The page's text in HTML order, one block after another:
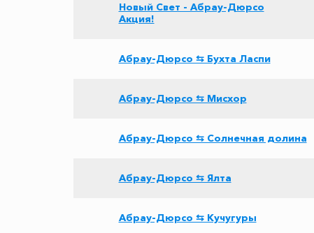
Новый Свет - Абрау-Дюрсо
Акция!
Абрау-Дюрсо ⇆ Бухта Ласпи
Абрау-Дюрсо ⇆ Мисхор
Абрау-Дюрсо ⇆ Солнечная долина
Абрау-Дюрсо ⇆ Ялта
Абрау-Дюрсо ⇆ Кучугуры